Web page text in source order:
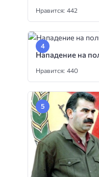
Нравится: 442
Нападение на
Нравится: 440